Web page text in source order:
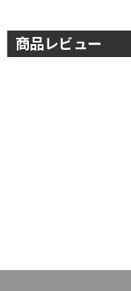
商品レビュー